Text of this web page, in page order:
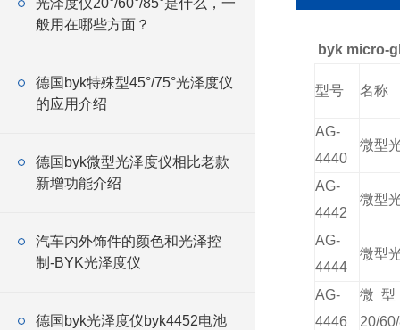
光泽度仪20°/60°/85°是什么，一
般用在哪些方面？
德国byk特殊型45°/75°光泽度仪
的应用介绍
德国byk微型光泽度仪相比老款
新增功能介绍
汽车内外饰件的颜色和光泽控
制-BYK光泽度仪
德国byk光泽度仪byk4452电池
byk micro-
型号 名称
AG-
4440
微型
AG-
4442
微型
AG-
4444
微型
AG-
4446
微
20/